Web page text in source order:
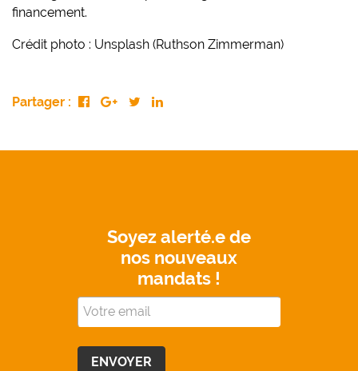
financement.
Crédit photo : Unsplash (Ruthson Zimmerman)
Partager :
Soyez alerté.e de
nos nouveaux
mandats !